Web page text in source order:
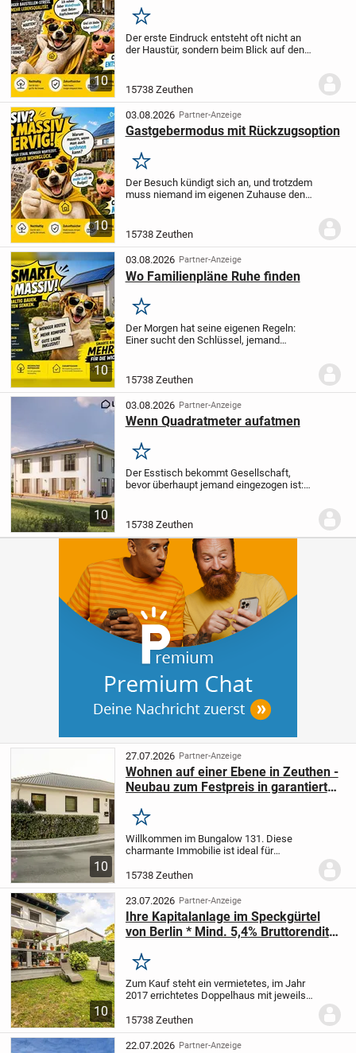
10
Merken
Der erste Eindruck entsteht oft nicht an
der Haustür, sondern beim Blick auf den
sich zurückziehen? Bei diesem geplanten
15738 Zeuthen
10
03.08.2026 Partner-Anzeige
Gastgebermodus mit Rückzugsoption
Merken
Der Besuch kündigt sich an, und trotzdem
muss niemand im eigenen Zuhause den
Einfamilienhauses: Auf 165,2 m² entsteht
15738 Zeuthen
10
03.08.2026 Partner-Anzeige
Wo Familienpläne Ruhe finden
Merken
Der Morgen hat seine eigenen Regeln:
Einer sucht den Schlüssel, jemand
Plan. Ein Zuhause darf solche Momente
nicht...
15738 Zeuthen
10
03.08.2026 Partner-Anzeige
Wenn Quadratmeter aufatmen
Merken
Der Esstisch bekommt Gesellschaft,
bevor überhaupt jemand eingezogen ist:
Zweifamilienhaus auf sieben Räume und
15738 Zeuthen
10
27.07.2026 Partner-Anzeige
Wohnen auf einer Ebene in Zeuthen -
Neubau zum Festpreis in garantierter
Merken
Willkommen im Bungalow 131. Diese
charmante Immobilie ist ideal für
genießen möchten. Auf einer großzügigen
Fläche finden sich insgesamt 5 helle
Zimmer, die...
15738 Zeuthen
10
23.07.2026 Partner-Anzeige
Ihre Kapitalanlage im Speckgürtel
von Berlin * Mind. 5,4% Bruttorendite
Doppelhaus verkaufen *
Merken
Zum Kauf steht ein vermietetes, im Jahr
2017 errichtetes Doppelhaus mit jeweils 5
Gartenteil und Terrasse und 2 Stellplätzen
sowie je einem geräumigem Abstellraum
im...
15738 Zeuthen
22.07.2026 Partner-Anzeige